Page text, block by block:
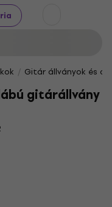
Gitár állványok és
gitárállvány